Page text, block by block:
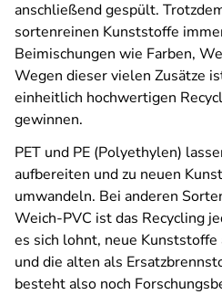
anschließend gespült.
sortenreinen Kunststoffe
Beimischungen wie Farben,
Wegen dieser vielen Zusätze
einheitlich hochwertigen
gewinnen.
PET und PE (Polyethylen)
aufbereiten und zu neuen
umwandeln. Bei anderen
Weich-PVC ist das Recycling
es sich lohnt, neue
und die alten als
besteht also noch